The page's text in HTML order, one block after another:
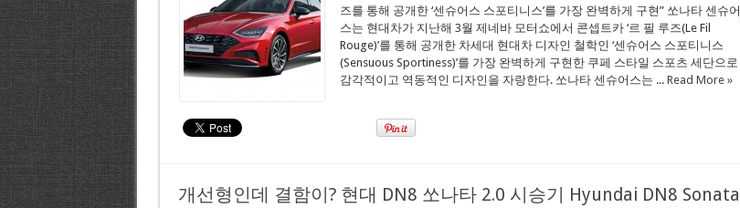
즈를 통해 공개한 ‘센슈어스 스포티니스’를 가장 완벽하게 구현” 쏘나타 센슈어
스는 현대차가 지난해 3월 제네바 모터쇼에서 콘셉트카 ‘르 필 루즈(Le Fil
Rouge)’를 통해 공개한 차세대 현대차 디자인 철학인 ‘센슈어스 스포티니스
(Sensuous Sportiness)’를 가장 완벽하게 구현한 쿠페 스타일 스포츠 세단으로
감각적이고 역동적인 디자인을 자랑한다. 쏘나타 센슈어스는 ... Read More »
개선형인데 결함이? 현대 DN8 쏘나타 2.0 시승기 Hyundai DN8 Sonata